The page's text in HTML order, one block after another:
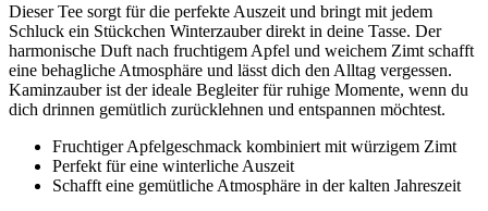
Dieser Tee sorgt für die perfekte Auszeit und bringt mit jedem
Schluck ein Stückchen Winterzauber direkt in deine Tasse. Der
harmonische Duft nach fruchtigem Apfel und weichem Zimt schafft
eine behagliche Atmosphäre und lässt dich den Alltag vergessen.
Kaminzauber ist der ideale Begleiter für ruhige Momente, wenn du
dich drinnen gemütlich zurücklehnen und entspannen möchtest.
Fruchtiger Apfelgeschmack kombiniert mit würzigem Zimt
Perfekt für eine winterliche Auszeit
Schafft eine gemütliche Atmosphäre in der kalten Jahreszeit